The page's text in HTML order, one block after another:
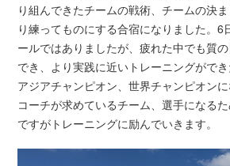
り組んできたチームの戦術、チームの決
り練ってものにする合宿になりました。6
ールではありましたが、疲れた中でも質
でき、より実践に近いトレーニングができ
アジアチャンピオン、世界チャンピオンに
コーチが求めているチーム、選手になる
ですがトレーニングに励んでいきます。